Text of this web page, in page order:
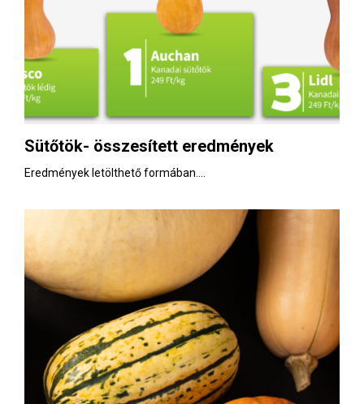
Sütőtök- összesített eredmények
Eredmények letölthető formában....